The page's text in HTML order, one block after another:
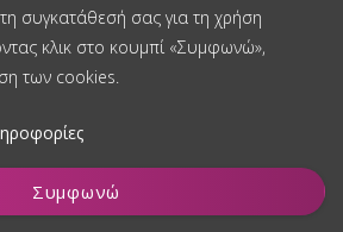
συγκατάθεσή σας για τη χρήση
κλικ στο κουμπί «Συμφωνώ»,
των cookies.
Συμφωνώ
στο καλάθι